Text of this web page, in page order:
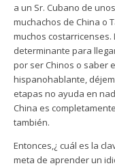
a un Sr. Cubano de
muchachos de China o
muchos
determinante para
por ser Chinos o saber
hispanohablante,
etapas no ayuda en
China es
también.
Entonces,¿ cuál es la
meta de aprender un